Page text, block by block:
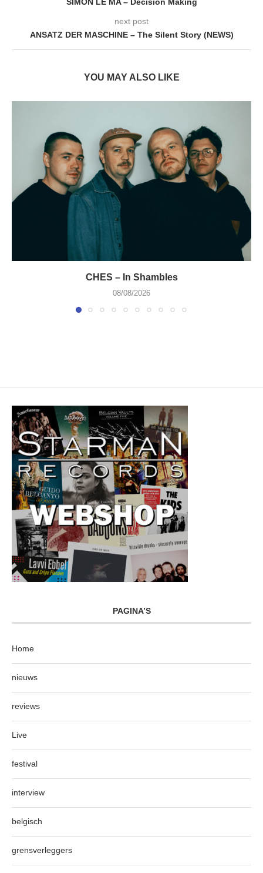
next post
ANSATZ DER MASCHINE – The Silent Story (NEWS)
YOU MAY ALSO LIKE
CHES – In Shambles
08/08/2026
PAGINA’S
Home
nieuws
reviews
Live
festival
interview
belgisch
grensverleggers